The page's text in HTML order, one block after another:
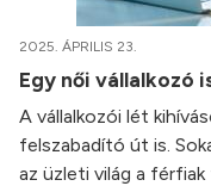
2025. ÁPRILIS 23.
Egy női vállalkozó
A vállalkozói lét
felszabadító út is.
az üzleti világ a